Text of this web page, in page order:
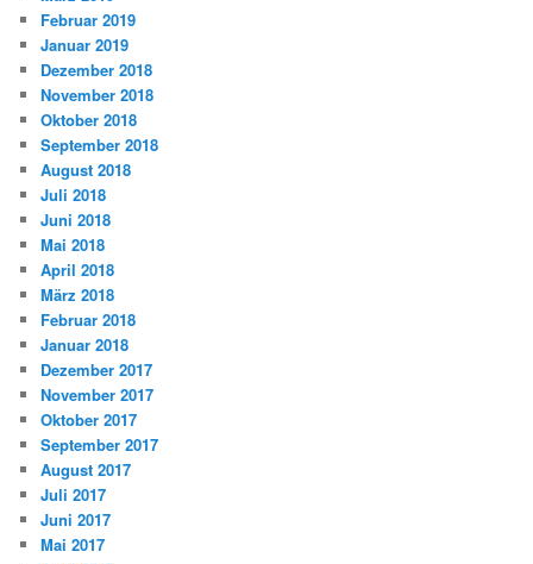
Februar 2019
Januar 2019
Dezember 2018
November 2018
Oktober 2018
September 2018
August 2018
Juli 2018
Juni 2018
Mai 2018
April 2018
März 2018
Februar 2018
Januar 2018
Dezember 2017
November 2017
Oktober 2017
September 2017
August 2017
Juli 2017
Juni 2017
Mai 2017